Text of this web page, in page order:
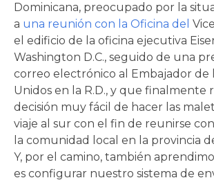
Dominicana, preocupado por la
a una reunión con la Oficina del
el edificio de la oficina ejecutiva
Washington D.C., seguido de una
correo electrónico al Embajador de
Unidos en la R.D., y que finalmente
decisión muy fácil de hacer las
viaje al sur con el fin de reunirse
la comunidad local en la provincia
Y, por el camino, también
es configurar nuestro sistema de